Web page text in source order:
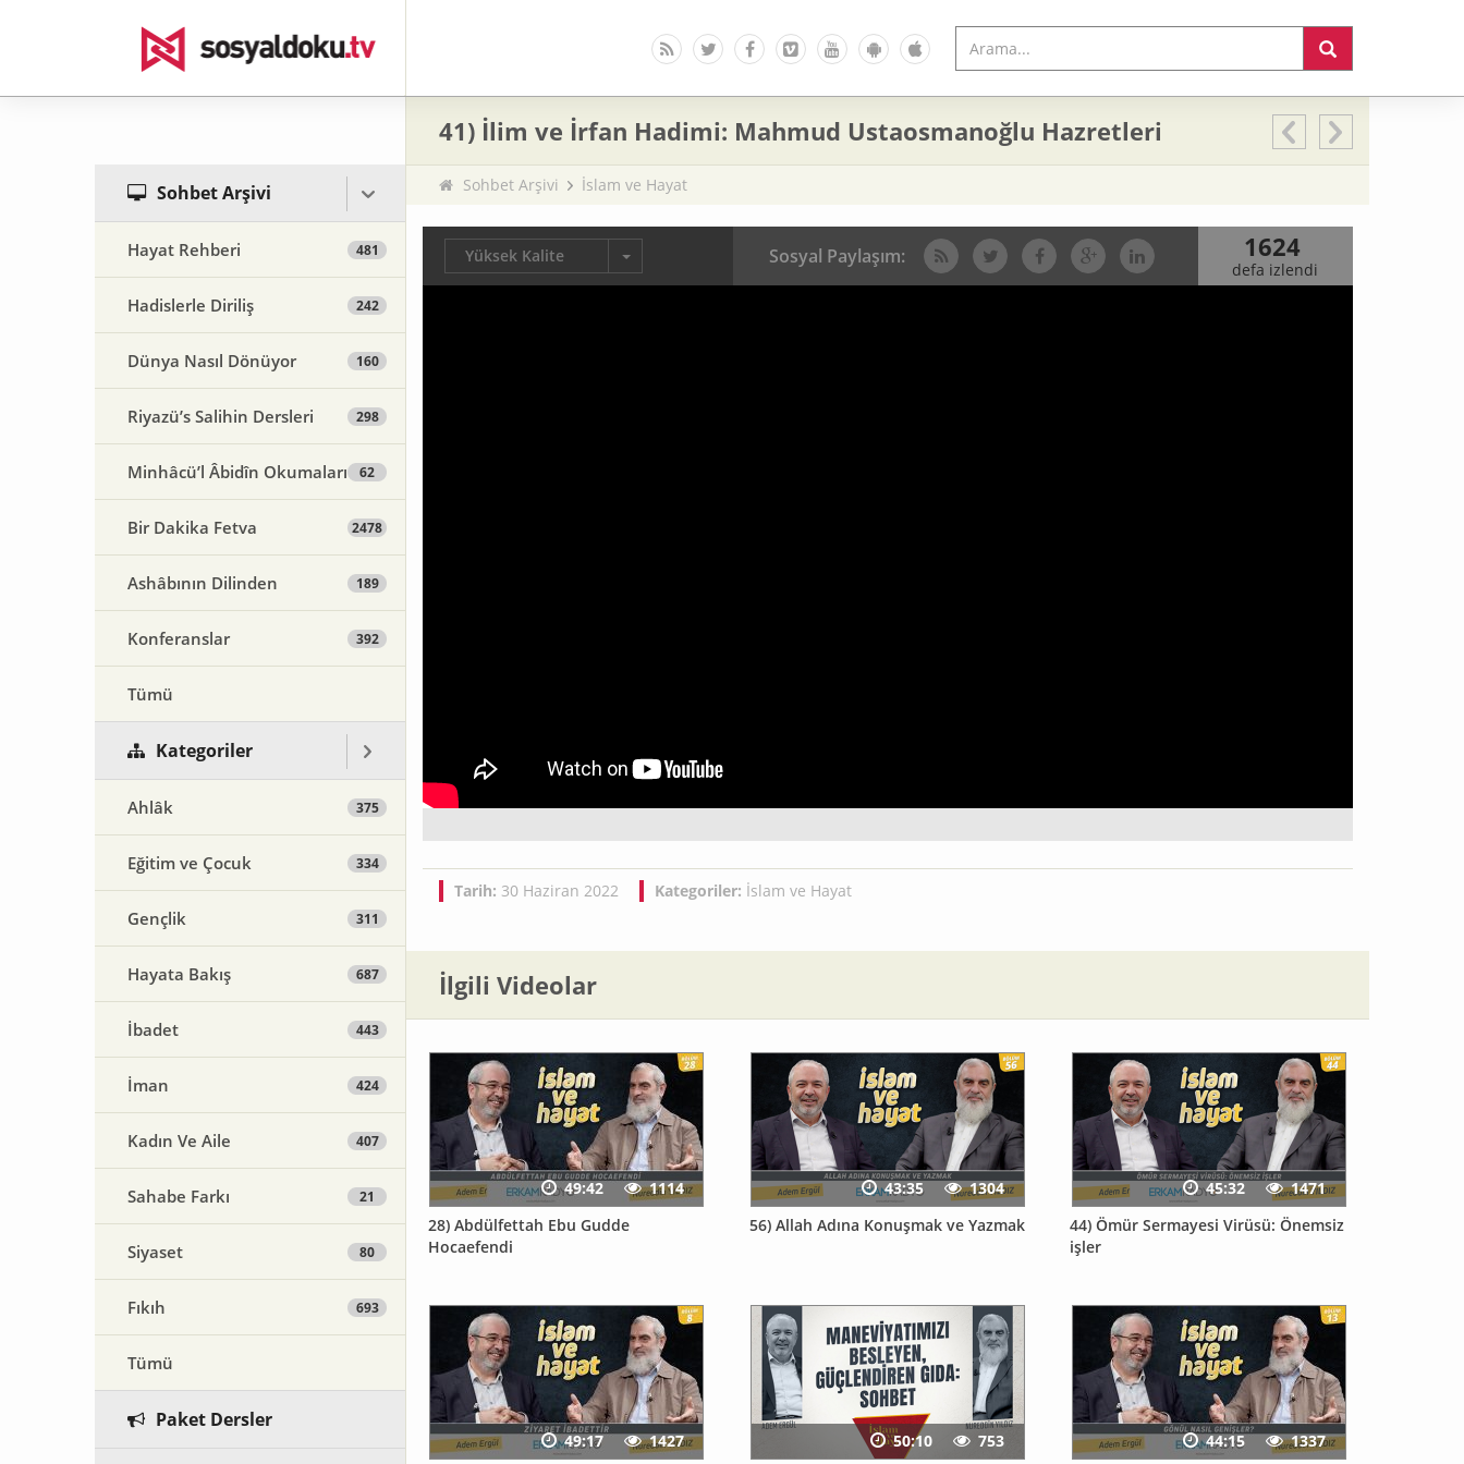
Sohbet Arşivi
Hayat Rehberi 481
Hadislerle Diriliş 242
Dünya Nasıl Dönüyor 160
Riyazü’s Salihin Dersleri 298
Minhâcü’l Âbidîn Okumaları 62
Bir Dakika Fetva 2478
Ashâbının Dilinden 189
Konferanslar 392
Tümü
Kategoriler
Ahlâk 375
Eğitim ve Çocuk 334
Gençlik 311
Hayata Bakış 687
İbadet 443
İman 424
Kadın Ve Aile 407
Sahabe Farkı 21
Siyaset 80
Fıkıh 693
Tümü
Paket Dersler
41) İlim ve İrfan Hadimi: Mahmud Ustaosmanoğlu Hazretleri
Sohbet Arşivi İslam ve Hayat
Yüksek Kalite Sosyal Paylaşım: 1624
defa izlendi
Tarih: 30 Haziran 2022 Kategoriler: İslam ve Hayat
İlgili Videolar
28) Abdülfettah Ebu Gudde
Hocaefendi
49:42
1114
56) Allah Adına Konuşmak ve Yazmak
43:35
1304
44) Ömür Sermayesi Virüsü: Önemsiz
işler
45:32 1471
49:17 1427 50:10 753 44:15 1337